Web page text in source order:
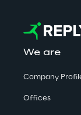
We are
Company
Offices